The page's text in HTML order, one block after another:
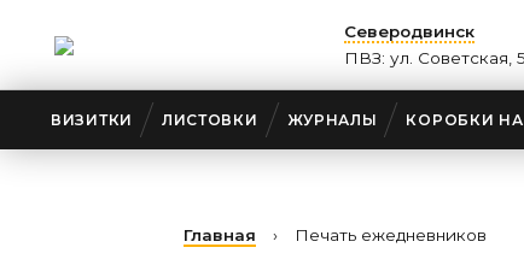
Северодвинск
ПВЗ: ул. Советская,
ВИЗИТКИ ЛИСТОВКИ ЖУРНАЛЫ КОРОБКИ НА
Главная › Печать ежедневников